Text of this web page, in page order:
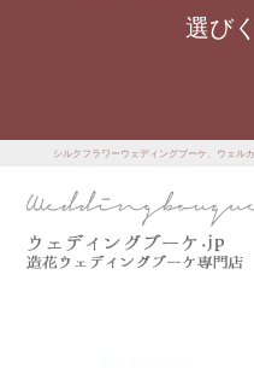
選び
シルクフラワーウェディングブーケ、ウェル